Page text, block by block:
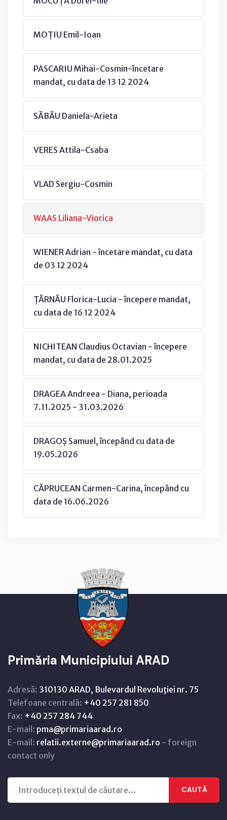
MOȚIU Emil-Ioan
PASCARIU Mihai-Cosmin-încetare
mandat, cu data de 13 12 2024
SĂBĂU Daniela-Arieta
VERES Attila-Csaba
VLAD Sergiu-Cosmin
WAAS Liliana-Viorica
WIENER Adrian - încetare mandat, cu data
de 03 12 2024
ȚĂRNĂU Florica-Lucia - începere mandat,
cu data de 16 12 2024
NICHITEAN Claudius Octavian - începere
mandat, cu data de 28.01.2025
DRAGEA Andreea - Diana, perioada
7.11.2025 - 31.03.2026
DRAGOȘ Samuel, începând cu data de
19.05.2026
CĂPRUCEAN Carmen-Carina, începând cu
data de 16.06.2026
Primăria Municipiului ARAD
Adresă: 310130 ARAD, Bulevardul Revoluţiei nr. 75
Telefoane centrală: +40 257 281 850
Fax: +40 257 284 744
E-mail: pma@primariaarad.ro
E-mail: relatii.externe@primariaarad.ro - foreign
contact only
CAUTĂ